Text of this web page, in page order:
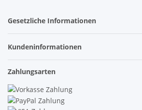
Gesetzliche Informationen
Kundeninformationen
Zahlungsarten